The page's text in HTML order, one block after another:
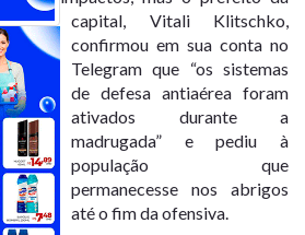
capital, Vitali Klitschko,
confirmou em sua conta no
Telegram que “os sistemas
de defesa antiaérea foram
ativados durante a
madrugada” e pediu à
população que
permanecesse nos abrigos
até o fim da ofensiva.